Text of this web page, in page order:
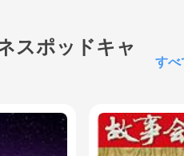
スポッドキャ
すべ